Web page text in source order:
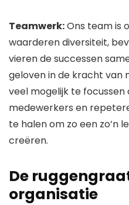
Teamwerk:Ons team is
waarderen diversiteit,
vieren de successen
geloven in de kracht van
veel mogelijk te
medewerkers en
te halen om zo een zo’n
creëren.
De
organisatie